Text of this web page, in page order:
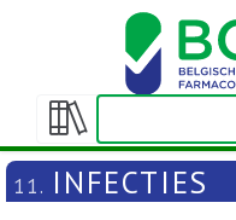
Weergeven/verbergen
inhoudstafel
11. INFECTIES